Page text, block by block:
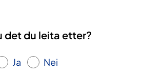
det du leita etter?
Ja Nei